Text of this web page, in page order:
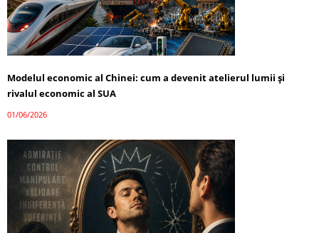
Modelul economic al Chinei: cum a devenit atelierul lumii și
rivalul economic al SUA
01/06/2026